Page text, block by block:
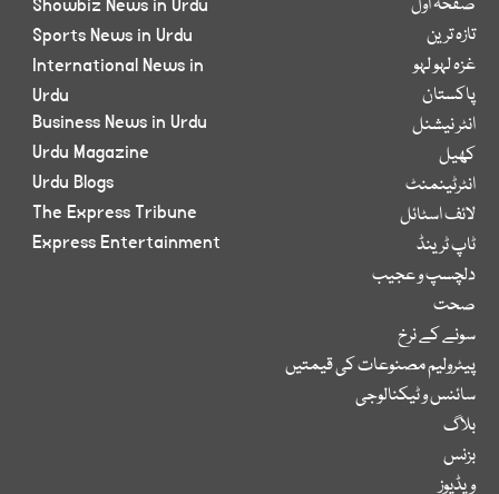
صفحۂ اول
تازہ ترین
غزہ لہو لہو
پاکستان
انٹر نیشنل
کھیل
انٹرٹینمنٹ
لائف اسٹائل
ٹاپ ٹرینڈ
دلچسپ و عجیب
صحت
سونے کے نرخ
پیٹرولیم مصنوعات کی قیمتیں
سائنس و ٹیکنالوجی
بلاگ
بزنس
ویڈیوز
Showbiz News in Urdu
Sports News in Urdu
International News in
Urdu
Business News in Urdu
Urdu Magazine
Urdu Blogs
The Express Tribune
Express Entertainment